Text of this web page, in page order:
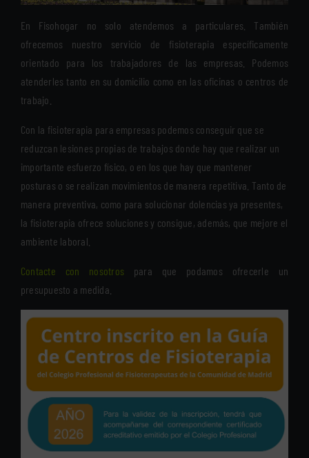
En Fisohogar no solo atendemos a particulares. También
ofrecemos nuestro servicio de fisioterapia específicamente
orientado para los trabajadores de las empresas. Podemos
atenderles tanto en su domicilio como en las oficinas o centros de
trabajo.
Con la fisioterapia para empresas podemos conseguir que se
reduzcan lesiones propias de trabajos donde hay que realizar un
importante esfuerzo físico, o en los que hay que mantener
posturas o se realizan movimientos de manera repetitiva. Tanto de
manera preventiva, como para solucionar dolencias ya presentes,
la fisioterapia ofrece soluciones y consigue, además, que mejore el
ambiente laboral.
Contacte con nosotros para que podamos ofrecerle un
presupuesto a medida.